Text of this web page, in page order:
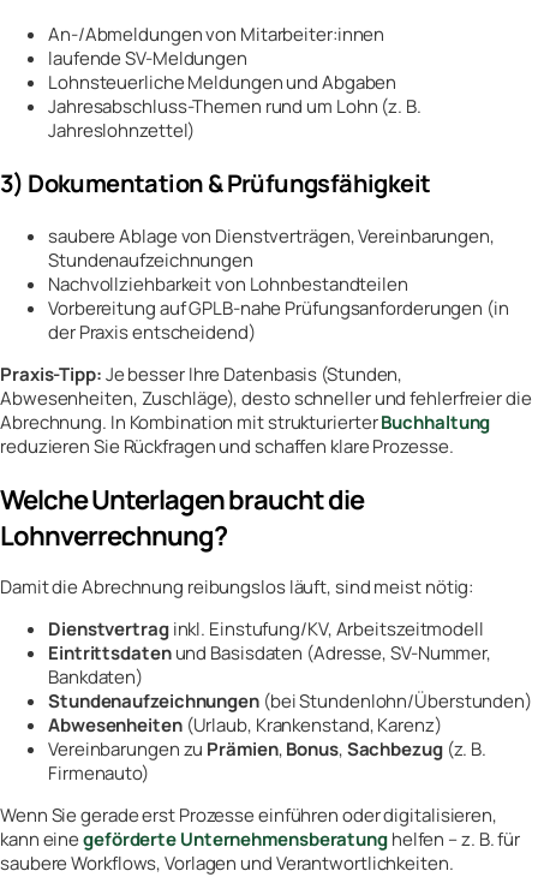
An-/Abmeldungen von Mitarbeiter:innen
laufende SV-Meldungen
Lohnsteuerliche Meldungen und Abgaben
Jahresabschluss-Themen rund um Lohn (z. B.
Jahreslohnzettel)
3) Dokumentation & Prüfungsfähigkeit
saubere Ablage von Dienstverträgen, Vereinbarungen,
Stundenaufzeichnungen
Nachvollziehbarkeit von Lohnbestandteilen
Vorbereitung auf GPLB-nahe Prüfungsanforderungen (in
der Praxis entscheidend)
Praxis-Tipp:Je besser Ihre Datenbasis (Stunden,
Abwesenheiten, Zuschläge), desto schneller und fehlerfreier die
Abrechnung. In Kombination mit strukturierterBuchhaltung
reduzieren Sie Rückfragen und schaffen klare Prozesse.
Welche Unterlagen braucht die
Lohnverrechnung?
Damit die Abrechnung reibungslos läuft, sind meist nötig:
Dienstvertraginkl. Einstufung/KV, Arbeitszeitmodell
Eintrittsdatenund Basisdaten (Adresse, SV-Nummer,
Bankdaten)
Stundenaufzeichnungen(bei Stundenlohn/Überstunden)
Abwesenheiten(Urlaub, Krankenstand, Karenz)
Vereinbarungen zu Prämien,Bonus,Sachbezug(z. B.
Firmenauto)
Wenn Sie gerade erst Prozesse einführen oder digitalisieren,
kann einegeförderte Unternehmensberatunghelfen – z. B. für
saubere Workflows, Vorlagen und Verantwortlichkeiten.